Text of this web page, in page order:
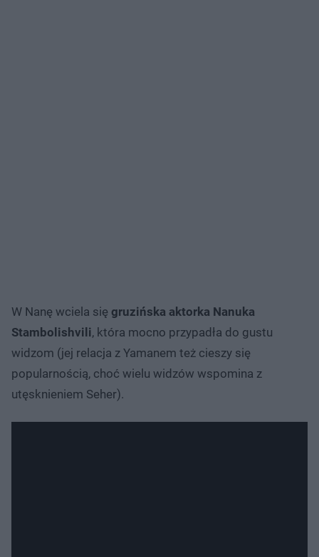
W Nanę wciela się gruzińska aktorka Nanuka
Stambolishvili, która mocno przypadła do gustu
widzom (jej relacja z Yamanem też cieszy się
popularnością, choć wielu widzów wspomina z
utęsknieniem Seher).